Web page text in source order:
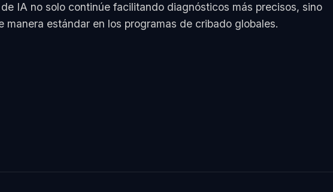
IA no solo continúe facilitando diagnósticos más precisos, sino
estándar en los programas de cribado globales.